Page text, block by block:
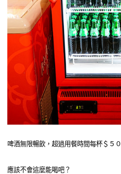
啤酒無限暢飲，超過用餐時間每杯＄５０
應該不會這麼能喝吧？